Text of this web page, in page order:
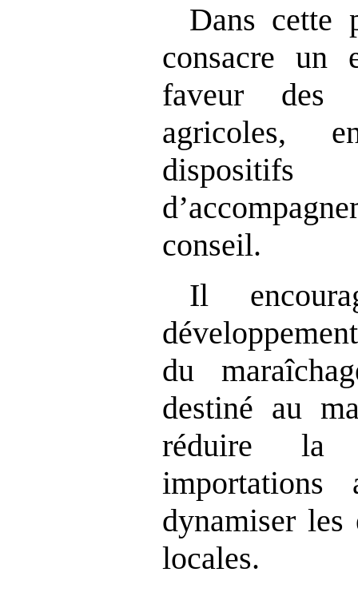
Dans cette
consacre un
faveur des
agricoles,
conseil.
Il
du
destiné au
réduire la
importations
dynamiser les
locales.